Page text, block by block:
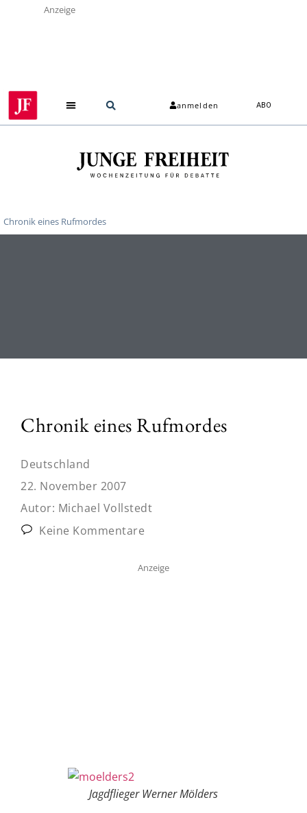
Anzeige
anmelden ABO
Chronik eines Rufmordes
Chronik eines Rufmordes
Deutschland
22. November 2007
Autor: Michael Vollstedt
Keine Kommentare
Anzeige
Jagdflieger Werner Mölders